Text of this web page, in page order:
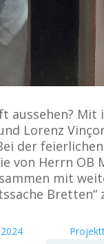
aussehen?
Lorenz
der
von Herrn
mit
Bretten“